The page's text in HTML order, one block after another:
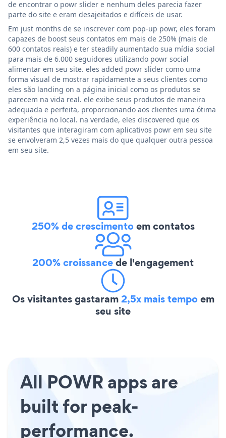
de encontrar o powr slider e nenhum deles parecia fazer
parte do site e eram desajeitados e difíceis de usar.
Em just months de se inscrever com pop-up powr, eles foram
capazes de boost seus contatos em mais de 250% (mais de
600 contatos reais) e ter steadily aumentado sua mídia social
para mais de 6.000 seguidores utilizando powr social
alimentar em seu site. eles added powr slider como uma
forma visual de mostrar rapidamente a seus clientes como
eles são landing on a página inicial como os produtos se
parecem na vida real. ele exibe seus produtos de maneira
adequada e perfeita, proporcionando aos clientes uma ótima
experiência no local. na verdade, eles discovered que os
visitantes que interagiram com aplicativos powr em seu site
se envolveram 2,5 vezes mais do que qualquer outra pessoa
em seu site.
250% de crescimentoem contatos
200% croissancede l'engagement
Os visitantes gastaram2,5x mais tempoem
seu site
All POWR apps are
built for peak-
performance.